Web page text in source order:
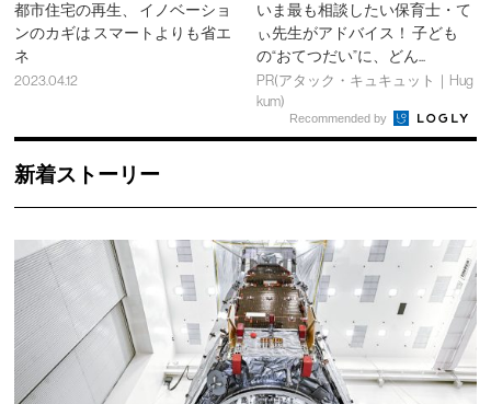
都市住宅の再生、 イノベーショ
ンのカギは スマートよりも省エ
ネ
2023.04.12
いま最も相談したい保育士・て
ぃ先生がアドバイス！ 子ども
の“おてつだい”に、どん...
PR(アタック・キュキュット｜Hug
kum)
Recommended by
新着ストーリー